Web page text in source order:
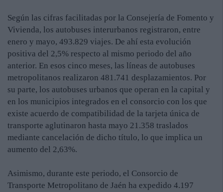
Según las cifras facilitadas por la Consejería de Fomento y
Vivienda, los autobuses interurbanos registraron, entre
enero y mayo, 493.829 viajes. De ahí esta evolución
positiva del 2,5% respecto al mismo periodo del año
anterior. En esos cinco meses, las líneas de autobuses
metropolitanos realizaron 481.741 desplazamientos. Por
su parte, los autobuses urbanos que operan en la capital y
en los municipios integrados en el consorcio con los que
existe acuerdo de compatibilidad de la tarjeta única de
transporte aglutinaron hasta mayo 21.358 traslados
mediante cancelación de dicho título, lo que implica un
aumento del 2,63%.
Asimismo, durante este periodo, el Consorcio de
Transporte Metropolitano de Jaén ha expedido 4.197